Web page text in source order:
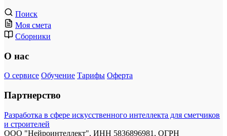
Поиск
Моя смета
Сборники
О нас
О сервисе Обучение Тарифы Оферта
Партнерство
Разработка в сфере искусственного интеллекта для сметчиков
и строителей
ООО "Нейроинтеллект", ИНН 5836896981, ОГРН